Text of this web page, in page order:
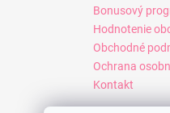
Bonusový
Hodnotenie
Obchodné
Ochrana
Kontakt